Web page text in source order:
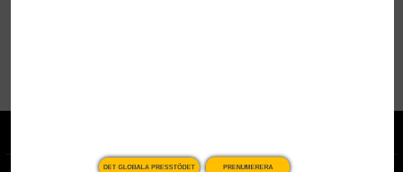
DET GLOBALA PRESSTÖDET PRENUMERERA